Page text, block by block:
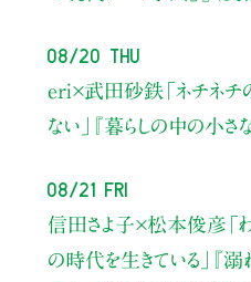
08/20 Thu
eri×武田砂鉄「ネチネ
ない」
『暮らしの中の小
08/21 Fri
信田さよ子×松本俊彦
の時代を生きている」
『